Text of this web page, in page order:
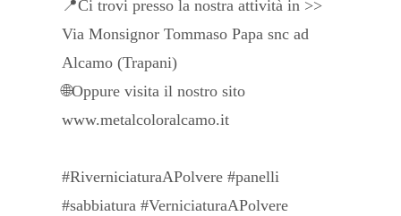
📍Ci trovi presso la nostra attività in >>
Via Monsignor Tommaso Papa snc ad
Alcamo (Trapani)
🌐Oppure visita il nostro sito
www.metalcoloralcamo.it
#RiverniciaturaAPolvere #panelli
#sabbiatura #VerniciaturaAPolvere